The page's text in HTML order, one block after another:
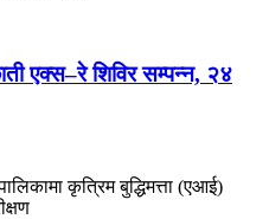
एक्स–रे शिविर सम्पन्न, २४
कृत्रिम बुद्धिमत्ता (एआई)